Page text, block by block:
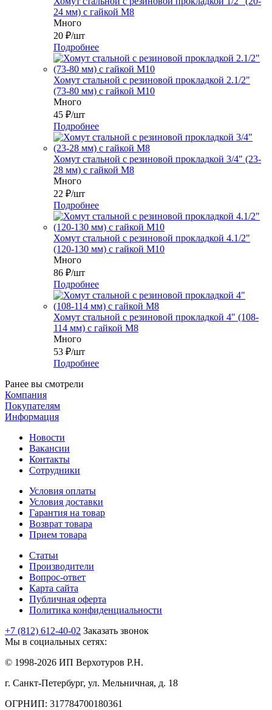
24 мм) с гайкой М8
Много
20 ₽/шт
Подробнее
Хомут стальной с резиновой прокладкой 2.1/2"
(73-80 мм) с гайкой М10
Много
45 ₽/шт
Подробнее
Хомут стальной с резиновой прокладкой 3/4" (23-
28 мм) с гайкой М8
Много
22 ₽/шт
Подробнее
Хомут стальной с резиновой прокладкой 4.1/2"
(120-130 мм) с гайкой М10
Много
86 ₽/шт
Подробнее
Хомут стальной с резиновой прокладкой 4" (108-
114 мм) с гайкой М8
Много
53 ₽/шт
Подробнее
Ранее вы смотрели
Компания
Покупателям
Информация
Новости
Вакансии
Контакты
Сотрудники
Условия оплаты
Условия доставки
Гарантия на товар
Возврат товара
Прием товара
Статьи
Производители
Вопрос-ответ
Карта сайта
Публичная оферта
Политика конфиденциальности
+7 (812) 612-40-02 Заказать звонок
Мы в социальных сетях:
© 1998-2026 ИП Верхотуров Р.Н.
г. Санкт-Петербург, ул. Мельничная, д. 18
ОГРНИП: 317784700180361